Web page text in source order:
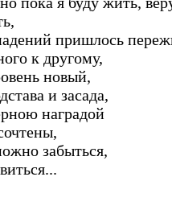
пришлось
к другому,
новый,
и засада,
наградой
забыться,